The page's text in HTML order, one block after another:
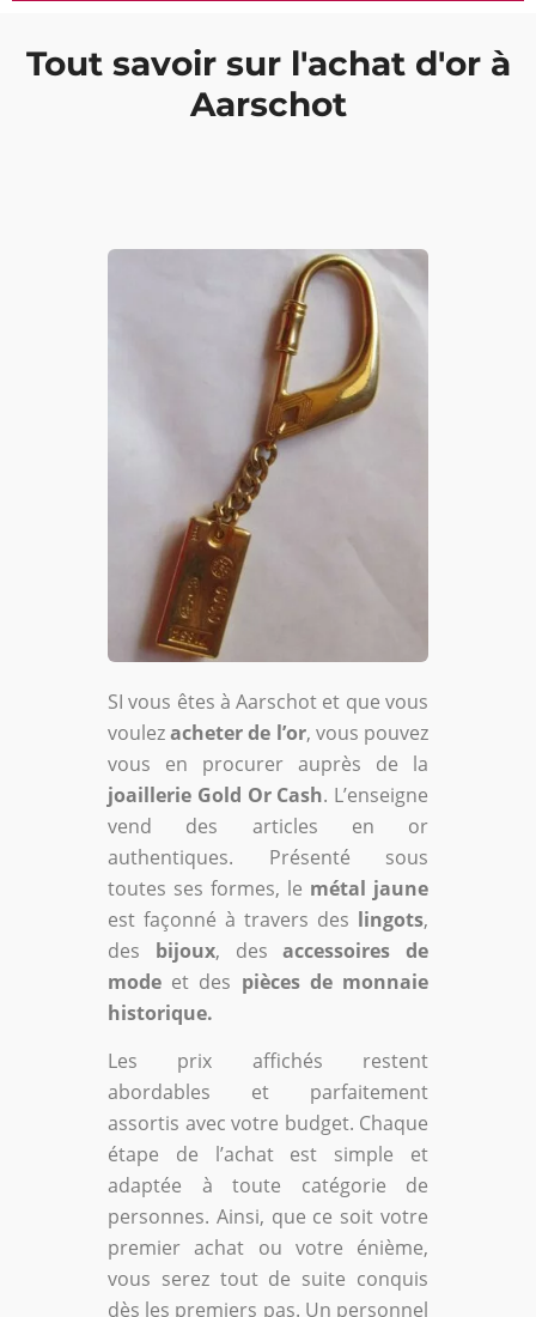
Tout savoir sur l'achat d'or à
Aarschot
SI vous êtes à Aarschot et que vous
voulezacheter de l’or, vous pouvez
vous en procurer auprès de la
joaillerie Gold Or Cash. L’enseigne
vend des articles en or
authentiques. Présenté sous
toutes ses formes, le métal jaune
est façonné à travers des lingots,
des bijoux, desaccessoires de
mode et des pièces de monnaie
historique.
Les prix affichés restent
abordables et parfaitement
assortis avec votre budget. Chaque
étape de l’achat est simple et
adaptée à toute catégorie de
personnes. Ainsi, que ce soit votre
premier achat ou votre énième,
vous serez tout de suite conquis
dès les premiers pas. Un personnel